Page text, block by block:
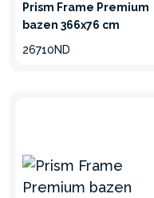
Prism Frame Premium
bazen 366x76 cm
26710ND